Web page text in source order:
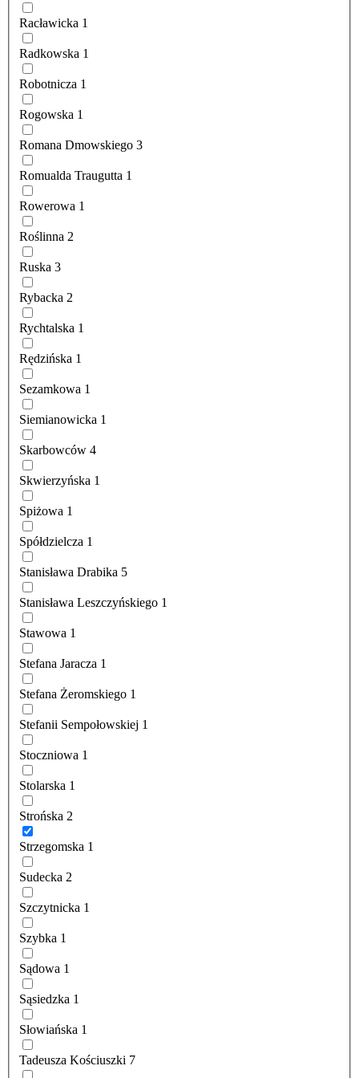
Racławicka 1
Radkowska 1
Robotnicza 1
Rogowska 1
Romana Dmowskiego 3
Romualda Traugutta 1
Rowerowa 1
Roślinna 2
Ruska 3
Rybacka 2
Rychtalska 1
Rędzińska 1
Sezamkowa 1
Siemianowicka 1
Skarbowców 4
Skwierzyńska 1
Spiżowa 1
Spółdzielcza 1
Stanisława Drabika 5
Stanisława Leszczyńskiego 1
Stawowa 1
Stefana Jaracza 1
Stefana Żeromskiego 1
Stefanii Sempołowskiej 1
Stoczniowa 1
Stolarska 1
Strońska 2
Strzegomska 1
Sudecka 2
Szczytnicka 1
Szybka 1
Sądowa 1
Sąsiedzka 1
Słowiańska 1
Tadeusza Kościuszki 7